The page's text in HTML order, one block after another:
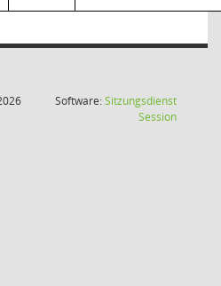
Software:Sitzungsdienst
Session(Wird in